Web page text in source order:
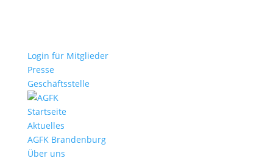
Login für Mitglieder
Presse
Geschäftsstelle
Startseite
Aktuelles
AGFK Brandenburg
Über uns